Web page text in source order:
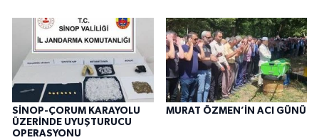
SİNOP-ÇORUM KARAYOLU
ÜZERİNDE UYUŞTURUCU
OPERASYONU
MURAT ÖZMEN’İN ACI GÜNÜ